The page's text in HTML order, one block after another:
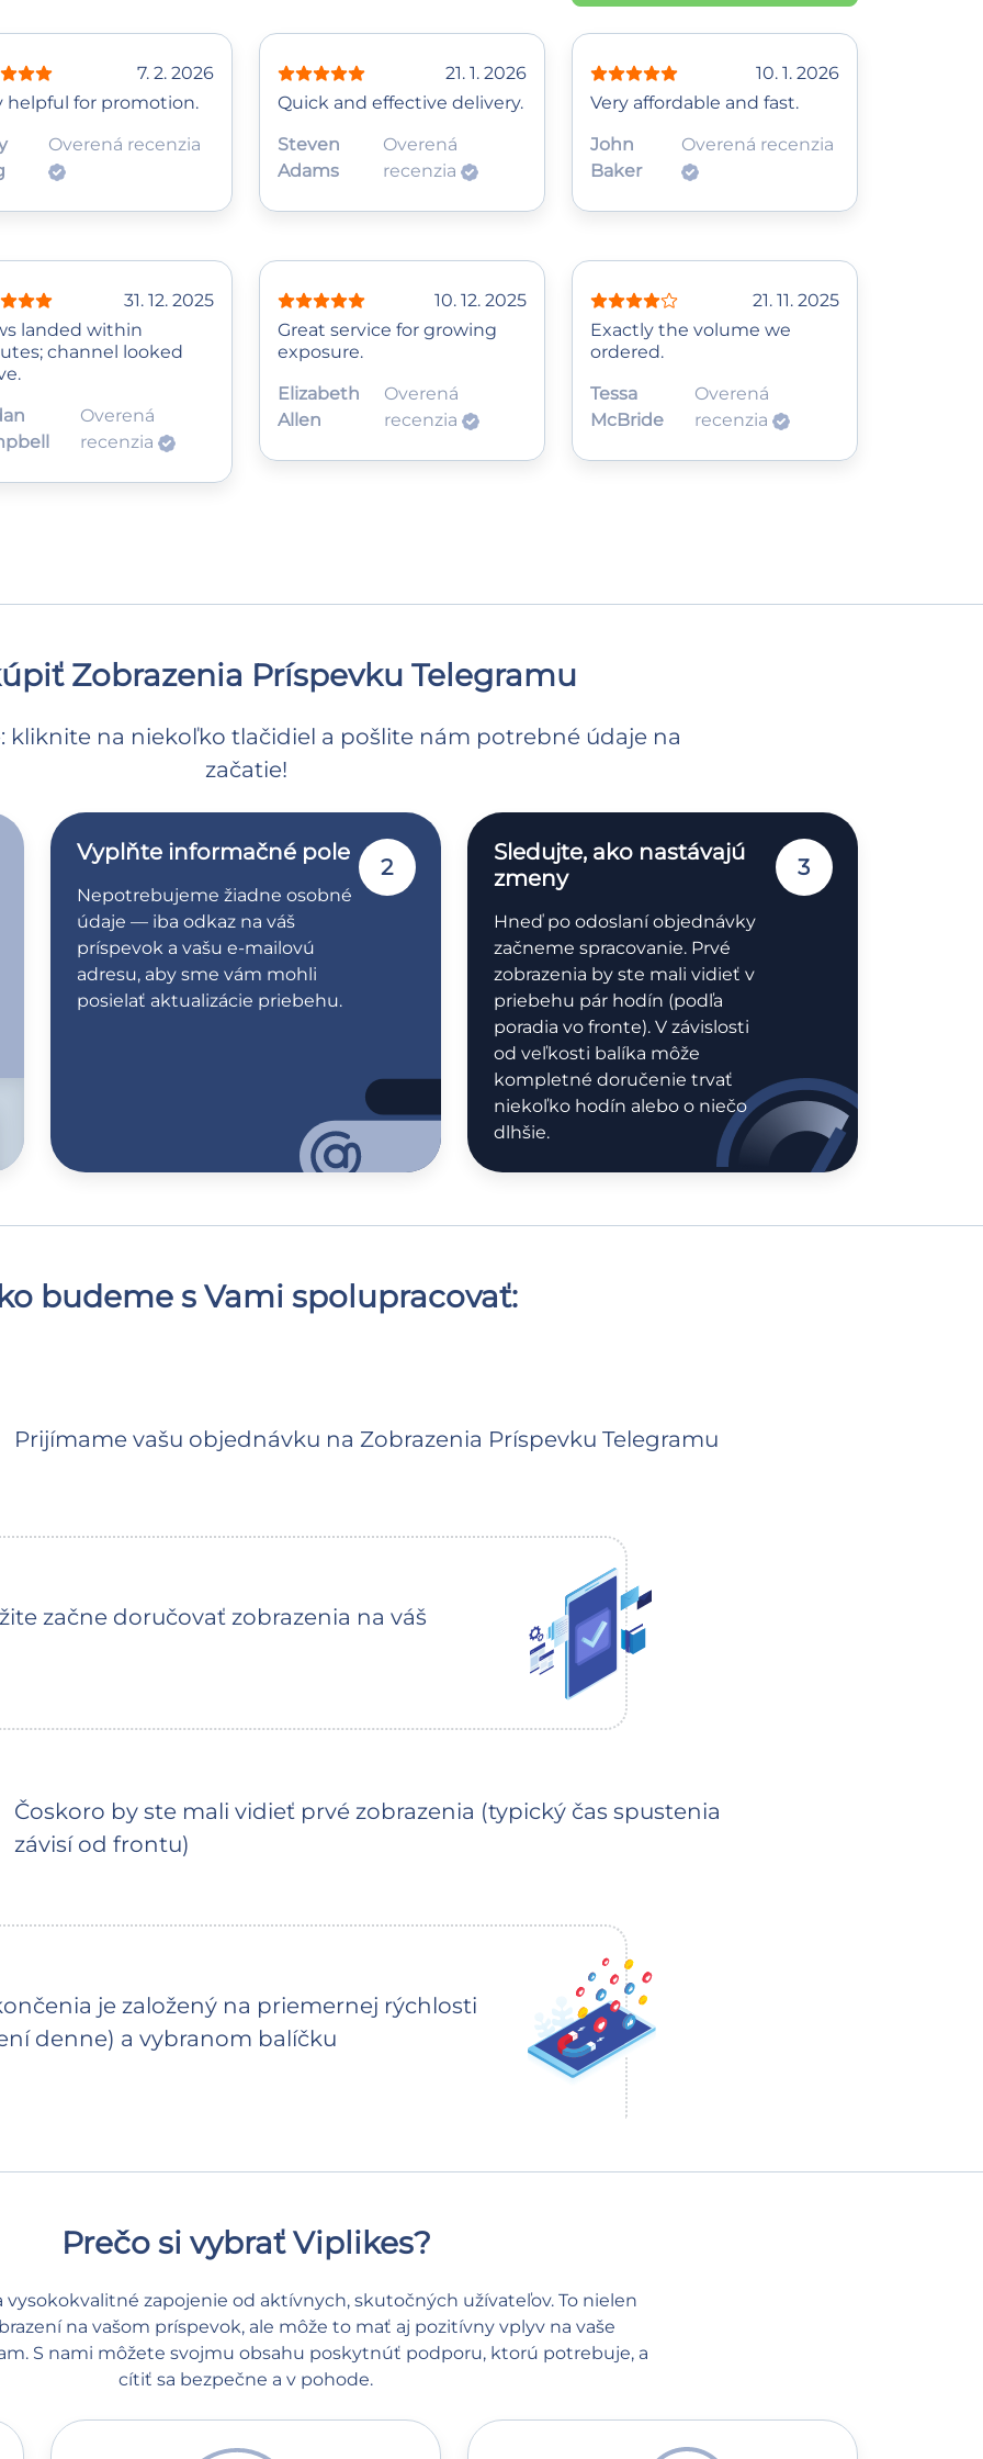
7. 2. 2026
helpful for promotion.
Overená recenzia
21. 1. 2026
Quick and effective delivery.
Steven
Adams
Overená
recenzia
10. 1. 2026
Very affordable and fast.
John
Baker
Overená recenzia
31. 12. 2025
landed within
channel looked
Overená
recenzia
10. 12. 2025
Great service for growing
exposure.
Elizabeth
Allen
Overená
recenzia
21. 11. 2025
Exactly the volume we
ordered.
Tessa
McBride
Overená
recenzia
Zobrazenia Príspevku Telegramu
kliknite na niekoľko tlačidiel a pošlite nám potrebné údaje na
začatie!
Vyplňte informačné pole
Nepotrebujeme žiadne osobné
údaje — iba odkaz na váš
príspevok a vašu e-mailovú
adresu, aby sme vám mohli
posielať aktualizácie priebehu.
2
Sledujte, ako nastávajú
zmeny
Hneď po odoslaní objednávky
začneme spracovanie. Prvé
zobrazenia by ste mali vidieť v
priebehu pár hodín (podľa
poradia vo fronte). V závislosti
od veľkosti balíka môže
kompletné doručenie trvať
niekoľko hodín alebo o niečo
dlhšie.
3
budeme s Vami spolupracovať:
Prijímame vašu objednávku na Zobrazenia Príspevku Telegramu
začne doručovať zobrazenia na váš
Čoskoro by ste mali vidieť prvé zobrazenia (typický čas spustenia
závisí od frontu)
je založený na priemernej rýchlosti
denne) a vybranom balíčku
Prečo si vybrať Viplikes?
zapojenie od aktívnych, skutočných užívateľov. To nielen
na vašom príspevok, ale môže to mať aj pozitívny vplyv na vaše
S nami môžete svojmu obsahu poskytnúť podporu, ktorú potrebuje, a
cítiť sa bezpečne a v pohode.